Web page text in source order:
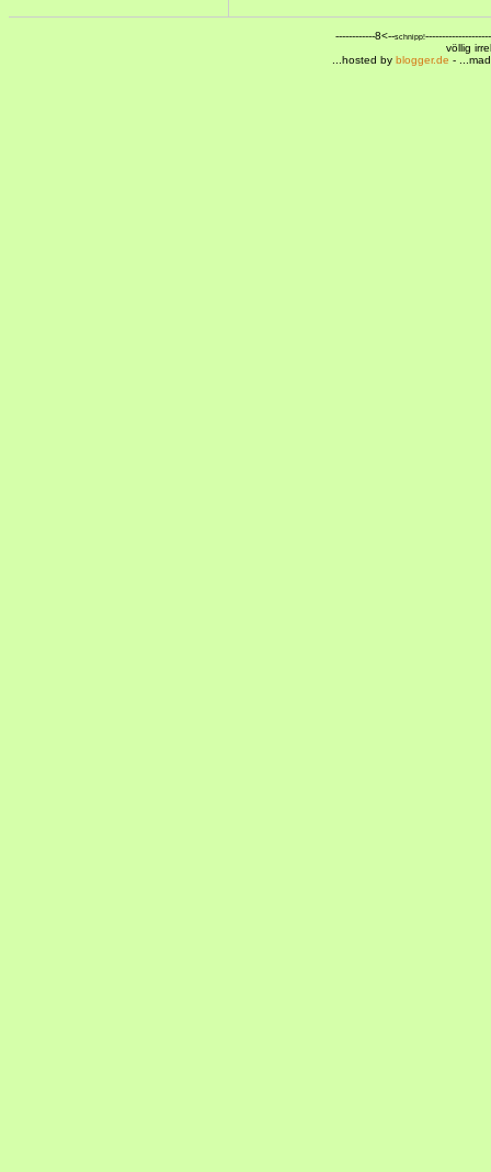
------------8<--schnipp!
völlig
...hosted by blogger.de -